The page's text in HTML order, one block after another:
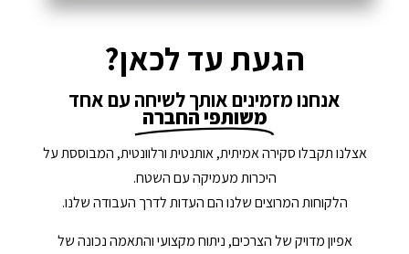
הגעת עד לכאן?
אנחנו מזמינים אותך לשיחה עם אחד
משותפי החברה
אצלנו תקבלו סקירה אמיתית, אותנטית ורלוונטית, המבוססת על
היכרות מעמיקה עם השטח.
הלקוחות המרוצים שלנו הם העדות לדרך העבודה שלנו.
אפיון מדויק של הצרכים, ניתוח מקצועי והתאמה נכונה של